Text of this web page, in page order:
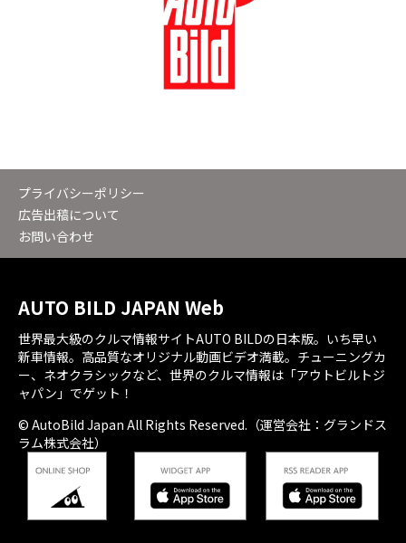
プライバシーポリシー
広告出稿について
お問い合わせ
AUTO BILD JAPAN Web
世界最大級のクルマ情報サイトAUTO BILDの日本版。いち早い
新車情報。高品質なオリジナル動画ビデオ満載。チューニングカ
ー、ネオクラシックなど、世界のクルマ情報は「アウトビルトジ
ャパン」でゲット！
© AutoBild Japan All Rights Reserved.（運営会社：グランドス
ラム株式会社）